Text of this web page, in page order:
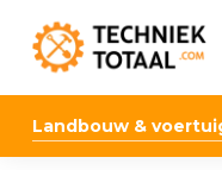
Landbouw &